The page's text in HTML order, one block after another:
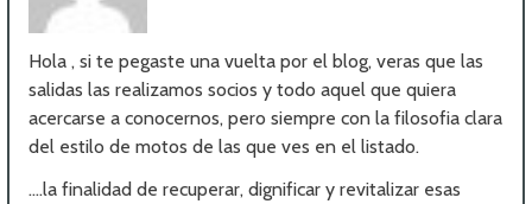
Hola , si te pegaste una vuelta por el blog, veras que las
salidas las realizamos socios y todo aquel que quiera
acercarse a conocernos, pero siempre con la filosofia clara
del estilo de motos de las que ves en el listado.
….la finalidad de recuperar, dignificar y revitalizar esas